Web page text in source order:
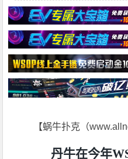
【蜗牛扑克（
丹牛在今年